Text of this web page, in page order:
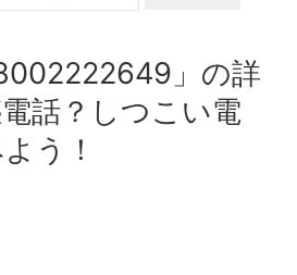
」の詳
話？しつこい電
う！